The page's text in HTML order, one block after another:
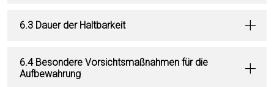
6.3 Dauer der Haltbarkeit
6.4 Besondere Vorsichtsmaßnahmen für die
Aufbewahrung